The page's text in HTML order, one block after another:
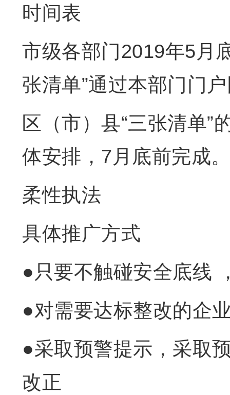
时间表
市级各部门2019年5月
张清单”通过本部门门
区（市）县“三张清单”
体安排，7月底前完成
柔性执法
具体推广方式
●只要不触碰安全底线
●对需要达标整改的企
●采取预警提示，采取
改正